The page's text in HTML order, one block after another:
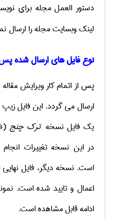
دستور العمل مجله برای
لینک وبسایت مجله را ارسال
نوع فایل های ارسال شده پس
ارسال می گردد. این فایل
یک فایل نسخه ترک چنج (
در این نسخه تغییرات
است. نسخه دیگر، فایل
اعمال و تایید شده است.
ادامه قابل مشاهده است.